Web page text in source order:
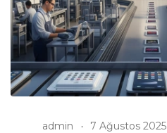
admin 7 Ağustos 2025